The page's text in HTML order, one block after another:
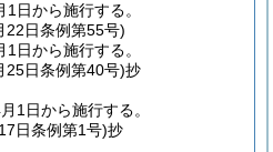
日から施行する。
22日条例第55号)
日から施行する。
25日条例第40号)抄
1日から施行する。
日条例第1号)抄